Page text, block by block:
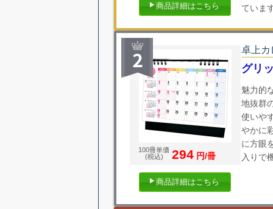
商品詳細はこちら
ていま
100冊単価
(税込)
294 円/冊
商品詳細はこちら
卓上
グリ
魅力的
地抜群
使いや
やかに
に方眼
入りで